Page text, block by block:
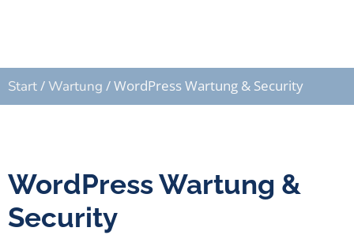
Start/Wartung / WordPress Wartung & Security
WordPress Wartung &
Security